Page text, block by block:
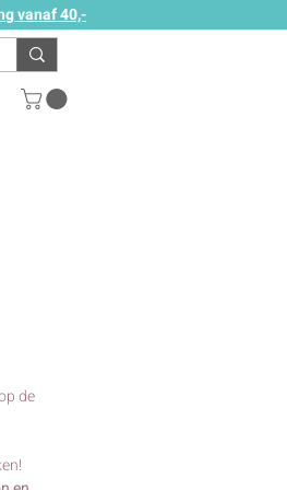
vanaf 40,-
van 1 beoordeling
de